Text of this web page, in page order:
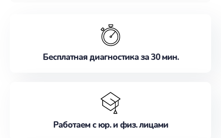
наилучшим образом. Не медлите записаться на
Бесплатная диагностика за 30 мин.
Работаем с юр. и физ. лицами